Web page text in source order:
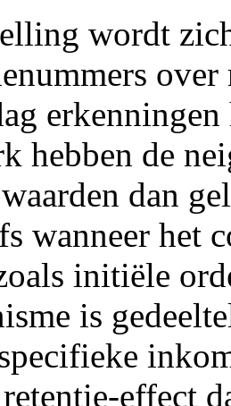
wordt
hebben de
dan
wanneer het
initiële
is
effect